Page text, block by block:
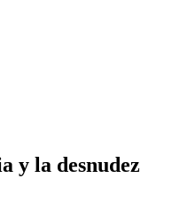
y la desnudez